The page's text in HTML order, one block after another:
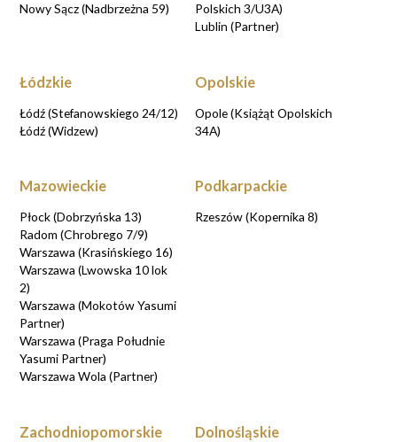
Nowy Sącz (Nadbrzeżna 59)
Polskich 3/U3A)
Lublin (Partner)
Łódzkie
Łódź (Stefanowskiego 24/12)
Łódź (Widzew)
Opolskie
Opole (Książąt Opolskich
34A)
Mazowieckie
Płock (Dobrzyńska 13)
Radom (Chrobrego 7/9)
Warszawa (Krasińskiego 16)
Warszawa (Lwowska 10 lok
2)
Warszawa (Mokotów Yasumi
Partner)
Warszawa (Praga Południe
Yasumi Partner)
Warszawa Wola (Partner)
Podkarpackie
Rzeszów (Kopernika 8)
Zachodniopomorskie Dolnośląskie